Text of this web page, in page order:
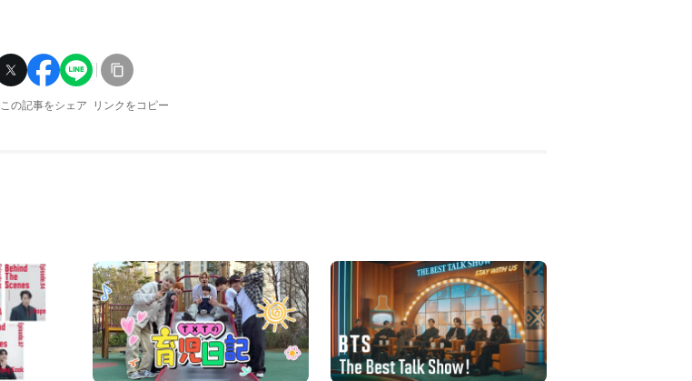
この記事をシェア リンクをコピー